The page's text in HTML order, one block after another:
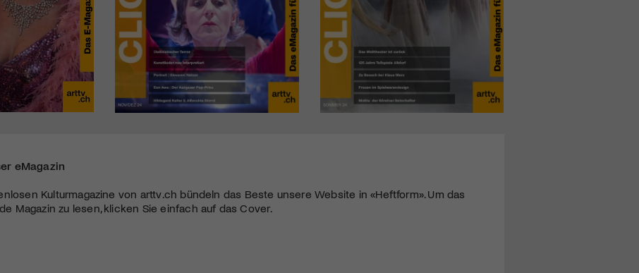
eMagazin
Kulturmagazine von arttv.ch bündeln das Beste unsere Website in «Heftform». Um das
Magazin zu lesen, klicken Sie einfach auf das Cover.